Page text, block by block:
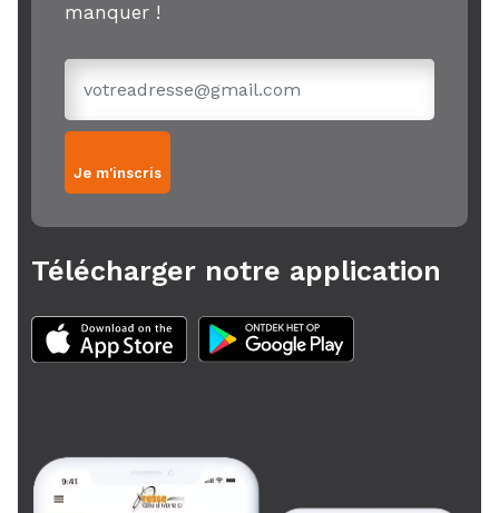
manquer !
Je m'inscris
Télécharger notre application